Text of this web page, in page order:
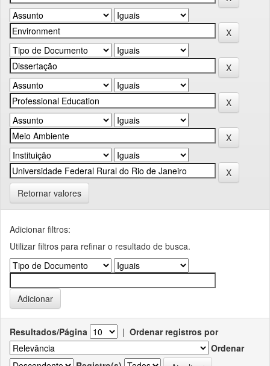
Retornar valores
Adicionar filtros:
Utilizar filtros para refinar o resultado de busca.
Resultados/Página | Ordenar registros por
Ordenar